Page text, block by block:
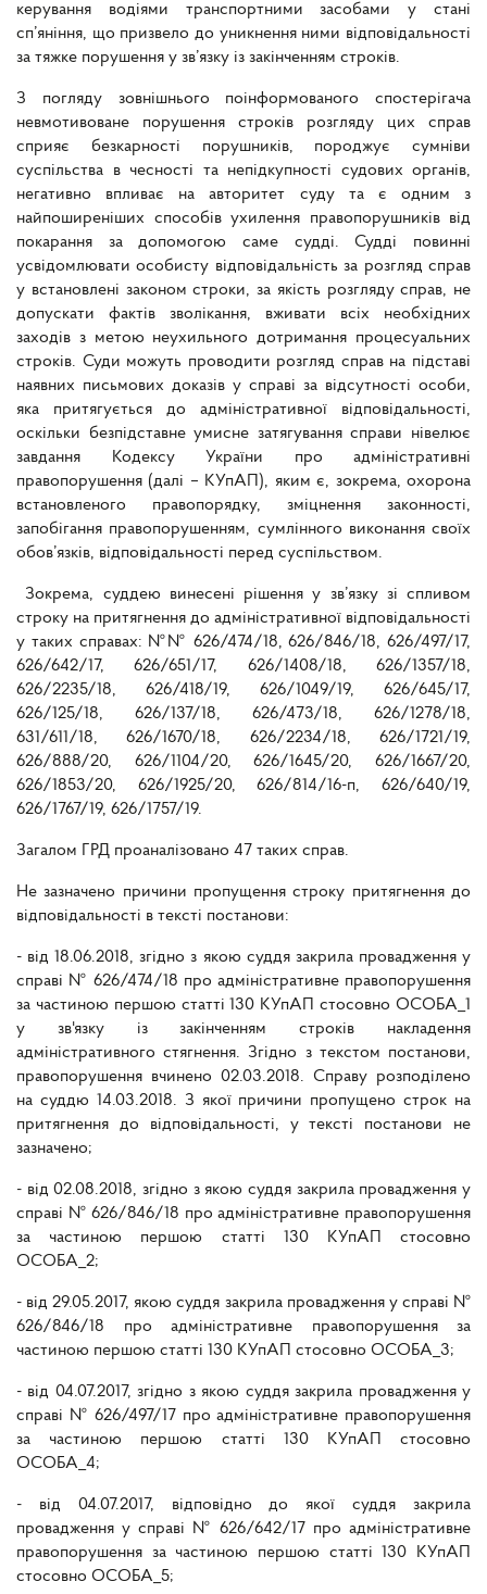
керування водіями транспортними засобами у стані
сп’яніння, що призвело до уникнення ними відповідальності
за тяжке порушення у зв’язку із закінченням строків.
З погляду зовнішнього поінформованого спостерігача
невмотивоване порушення строків розгляду цих справ
сприяє безкарності порушників, породжує сумніви
суспільства в чесності та непідкупності судових органів,
негативно впливає на авторитет суду та є одним з
найпоширеніших способів ухилення правопорушників від
покарання за допомогою саме судді. Судді повинні
усвідомлювати особисту відповідальність за розгляд справ
у встановлені законом строки, за якість розгляду справ, не
допускати фактів зволікання, вживати всіх необхідних
заходів з метою неухильного дотримання процесуальних
строків. Суди можуть проводити розгляд справ на підставі
наявних письмових доказів у справі за відсутності особи,
яка притягується до адміністративної відповідальності,
оскільки безпідставне умисне затягування справи нівелює
завдання Кодексу України про адміністративні
правопорушення (далі – КУпАП), яким є, зокрема, охорона
встановленого правопорядку, зміцнення законності,
запобігання правопорушенням, сумлінного виконання своїх
обов’язків, відповідальності перед суспільством.
Зокрема, суддею винесені рішення у зв’язку зі спливом
строку на притягнення до адміністративної відповідальності
у таких справах: №№ 626/474/18, 626/846/18, 626/497/17,
626/642/17, 626/651/17, 626/1408/18, 626/1357/18,
626/2235/18, 626/418/19, 626/1049/19, 626/645/17,
626/125/18, 626/137/18, 626/473/18, 626/1278/18,
631/611/18, 626/1670/18, 626/2234/18, 626/1721/19,
626/888/20, 626/1104/20, 626/1645/20, 626/1667/20,
626/1853/20, 626/1925/20, 626/814/16-п, 626/640/19,
626/1767/19, 626/1757/19.
Загалом ГРД проаналізовано 47 таких справ.
Не зазначено причини пропущення строку притягнення до
відповідальності в тексті постанови:
- від 18.06.2018, згідно з якою суддя закрила провадження у
справі № 626/474/18 про адміністративне правопорушення
за частиною першою статті 130 КУпАП стосовно ОСОБА_1
у зв'язку із закінченням строків накладення
адміністративного стягнення. Згідно з текстом постанови,
правопорушення вчинено 02.03.2018. Справу розподілено
на суддю 14.03.2018. З якої причини пропущено строк на
притягнення до відповідальності, у тексті постанови не
зазначено;
- від 02.08.2018, згідно з якою суддя закрила провадження у
справі № 626/846/18 про адміністративне правопорушення
за частиною першою статті 130 КУпАП стосовно
ОСОБА_2;
- від 29.05.2017, якою суддя закрила провадження у справі №
626/846/18 про адміністративне правопорушення за
частиною першою статті 130 КУпАП стосовно ОСОБА_3;
- від 04.07.2017, згідно з якою суддя закрила провадження у
справі № 626/497/17 про адміністративне правопорушення
за частиною першою статті 130 КУпАП стосовно
ОСОБА_4;
- від 04.07.2017, відповідно до якої суддя закрила
провадження у справі № 626/642/17 про адміністративне
правопорушення за частиною першою статті 130 КУпАП
стосовно ОСОБА_5;